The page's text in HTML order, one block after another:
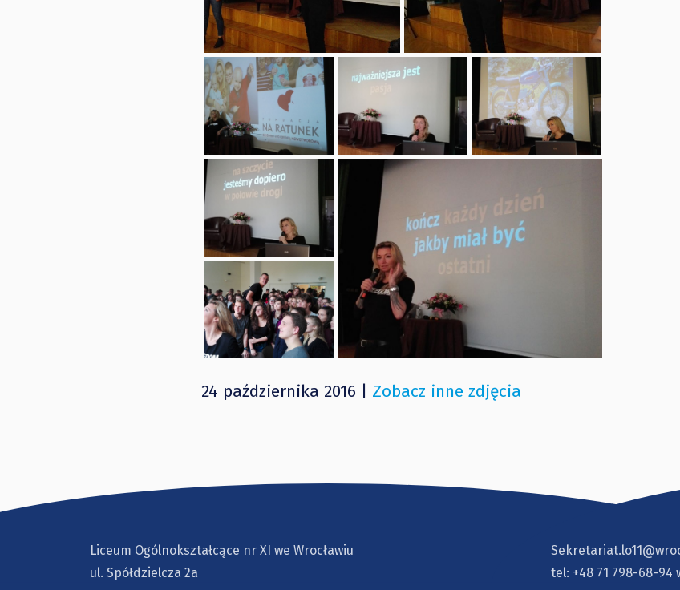
24 października 2016 | Zobacz inne zdjęcia
Liceum Ogólnokształcące nr XI we Wrocławiu
ul. Spółdzielcza 2a
tel: +48 71 798-68-94